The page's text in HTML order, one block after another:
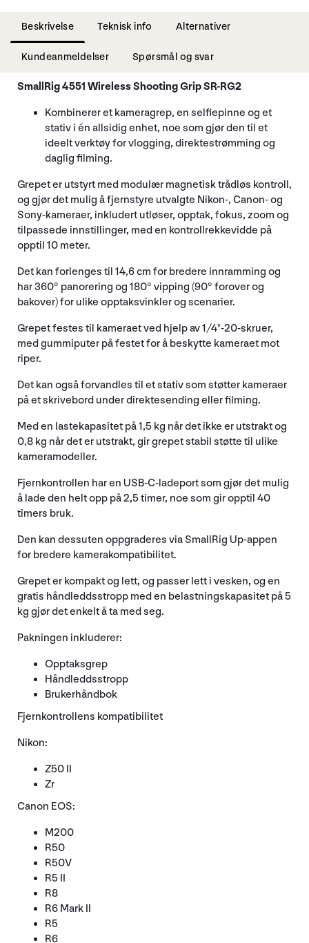
Beskrivelse Teknisk info Alternativer
Kundeanmeldelser Spørsmål og svar
SmallRig 4551 Wireless Shooting Grip SR-RG2
Kombinerer et kameragrep, en selfiepinne og et
stativ i én allsidig enhet, noe som gjør den til et
ideelt verktøy for vlogging, direktestrømming og
daglig filming.
Grepet er utstyrt med modulær magnetisk trådløs kontroll,
og gjør det mulig å fjernstyre utvalgte Nikon-, Canon- og
Sony-kameraer, inkludert utløser, opptak, fokus, zoom og
tilpassede innstillinger, med en kontrollrekkevidde på
opptil 10 meter.
Det kan forlenges til 14,6 cm for bredere innramming og
har 360° panorering og 180° vipping (90° forover og
bakover) for ulike opptaksvinkler og scenarier.
Grepet festes til kameraet ved hjelp av 1/4"-20-skruer,
med gummiputer på festet for å beskytte kameraet mot
riper.
Det kan også forvandles til et stativ som støtter kameraer
på et skrivebord under direktesending eller filming.
Med en lastekapasitet på 1,5 kg når det ikke er utstrakt og
0,8 kg når det er utstrakt, gir grepet stabil støtte til ulike
kameramodeller.
Fjernkontrollen har en USB-C-ladeport som gjør det mulig
å lade den helt opp på 2,5 timer, noe som gir opptil 40
timers bruk.
Den kan dessuten oppgraderes via SmallRig Up-appen
for bredere kamerakompatibilitet.
Grepet er kompakt og lett, og passer lett i vesken, og en
gratis håndleddsstropp med en belastningskapasitet på 5
kg gjør det enkelt å ta med seg.
Pakningen inkluderer:
Opptaksgrep
Håndleddsstropp
Brukerhåndbok
Fjernkontrollens kompatibilitet
Nikon:
Z50 II
Zr
Canon EOS:
M200
R50
R50V
R5 II
R8
R6 Mark II
R5
R6